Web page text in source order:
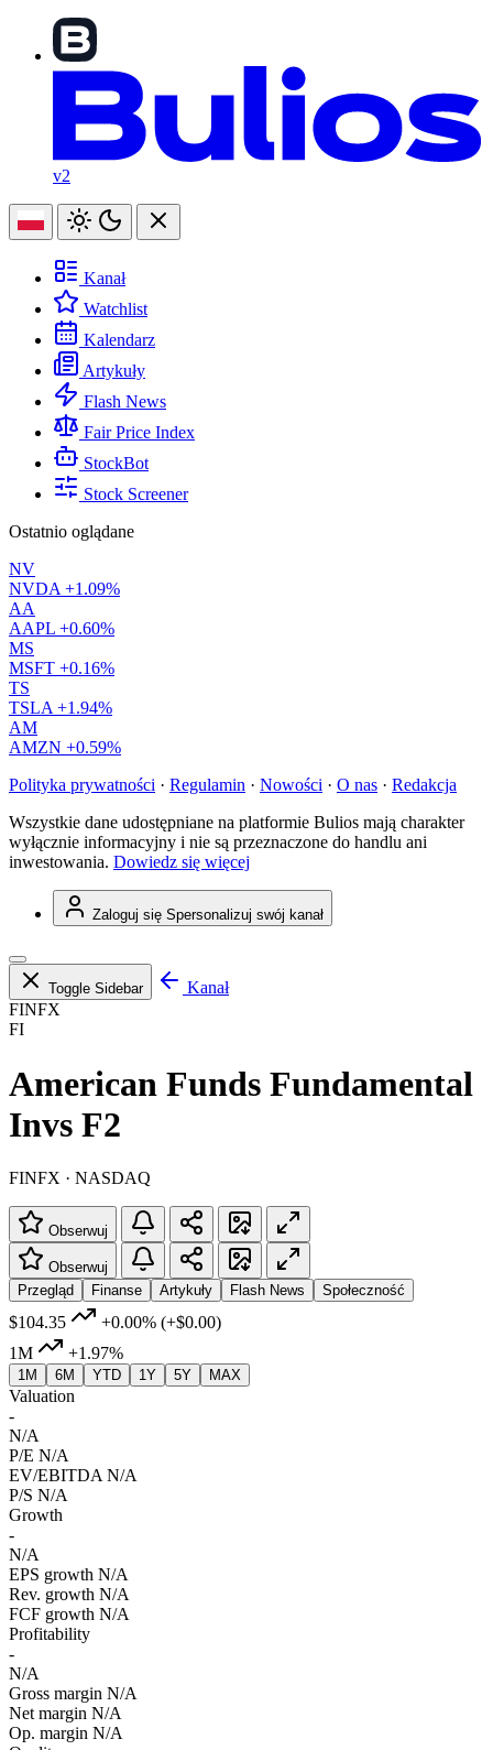
v2
Kanał
Watchlist
Kalendarz
Artykuły
Flash News
Fair Price Index
StockBot
Stock Screener
Ostatnio oglądane
NV
NVDA +1.09%
AA
AAPL +0.60%
MS
MSFT +0.16%
TS
TSLA +1.94%
AM
AMZN +0.59%
Polityka prywatności · Regulamin · Nowości · O nas · Redakcja
Wszystkie dane udostępniane na platformie Bulios mają charakter
wyłącznie informacyjny i nie są przeznaczone do handlu ani
inwestowania. Dowiedz się więcej
Zaloguj się Spersonalizuj swój kanał
Toggle Sidebar
Kanał
FINFX
FI
American Funds Fundamental
Invs F2
FINFX · NASDAQ
Obserwuj
Obserwuj
Przegląd
Finanse Artykuły Flash News Społeczność
$104.35 +0.00% (+$0.00)
1M
+1.97%
1M 6M YTD 1Y 5Y MAX
Valuation
-
N/A
P/E N/A
EV/EBITDA N/A
P/S N/A
Growth
-
N/A
EPS growth N/A
Rev. growth N/A
FCF growth N/A
Profitability
-
N/A
Gross margin N/A
Net margin N/A
Op. margin N/A